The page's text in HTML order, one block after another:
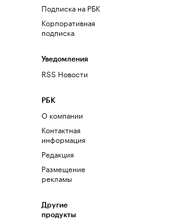
Подписка на РБК
Корпоративная
подписка
Уведомления
RSS Новости
РБК
О компании
Контактная
информация
Редакция
Размещение
рекламы
Другие
продукты